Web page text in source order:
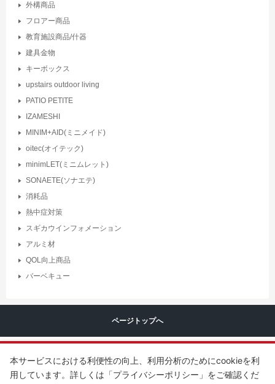
外構商品
フロアー商品
教育施設商品/什器
建具金物
キーボックス
upstairs outdoor living
PATIO PETITE
IZAMESHI
MINIM+AID(ミニメイド)
oitec(オイテック)
minimLET(ミニムレット)
SONAETE(ソナエテ)
消耗品
熱中症対策
スギカウインフォメーション
アルミ材
QOL向上商品
バーベキュー
ページトップへ
本サービスにおける利便性の向上、利用分析のためにcookieを利
用しています。詳しくは「プライバシーポリシー」をご確認くだ